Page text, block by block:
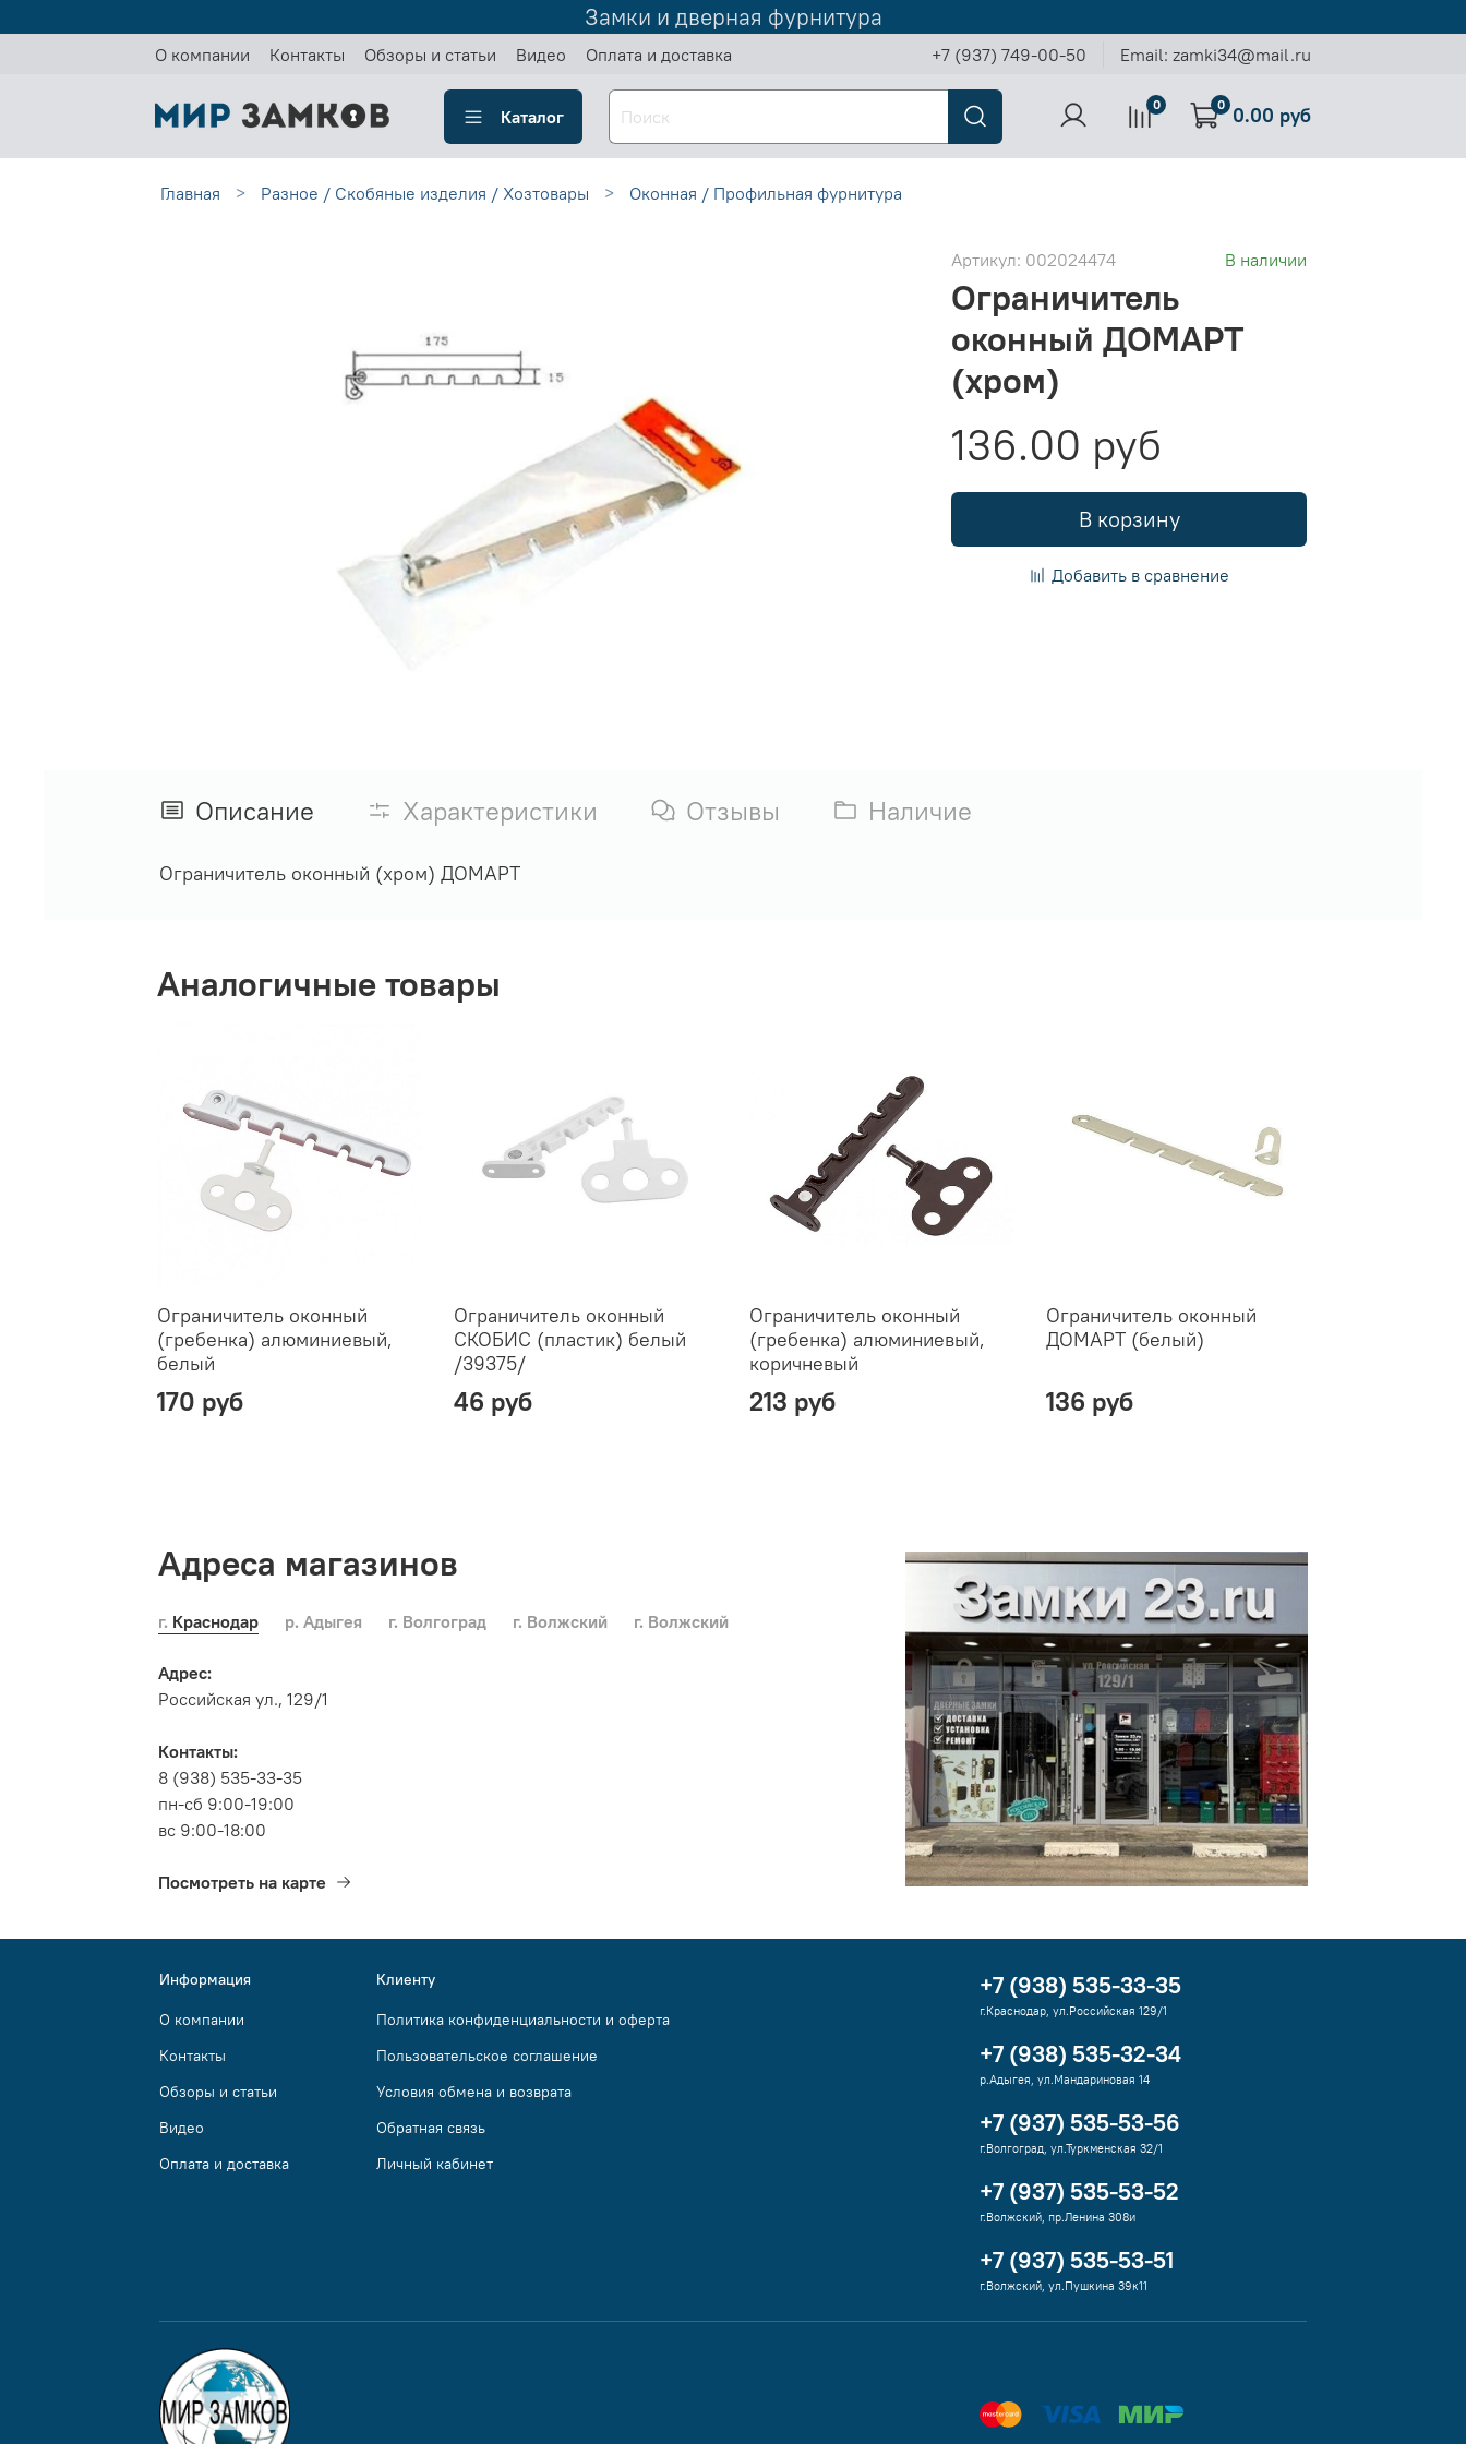
Замки и дверная фурнитура
О компании Контакты Обзоры и статьи Видео Оплата и доставка +7 (937) 749-00-50 Email: zamki34@mail.ru
Каталог
0 0 0.00 руб
Главная Разное / Скобяные изделия / Хозтовары Оконная / Профильная фурнитура
Артикул: 002024474 В наличии
Ограничитель
оконный ДОМАРТ
(хром)
136.00 руб
В корзину
Добавить в сравнение
Описание Характеристики Отзывы Наличие
Ограничитель оконный (хром) ДОМАРТ
Аналогичные товары
Ограничитель оконный
(гребенка) алюминиевый,
белый
170 руб
Ограничитель оконный
СКОБИС (пластик) белый
/39375/
46 руб
Ограничитель оконный
(гребенка) алюминиевый,
коричневый
213 руб
Ограничитель оконный
ДОМАРТ (белый)
136 руб
Адреса магазинов
г. Краснодар р. Адыгея г. Волгоград г. Волжский г. Волжский
Адрес:
Российская ул., 129/1
Контакты:
8 (938) 535-33-35
пн-сб 9:00-19:00
вс 9:00-18:00
Посмотреть на карте
Информация
О компании
Контакты
Обзоры и статьи
Видео
Оплата и доставка
Клиенту
Политика конфиденциальности и оферта
Пользовательское соглашение
Условия обмена и возврата
Обратная связь
Личный кабинет
+7 (938) 535-33-35
г.Краснодар, ул.Российская 129/1
+7 (938) 535-32-34
р.Адыгея, ул.Мандариновая 14
+7 (937) 535-53-56
г.Волгоград, ул.Туркменская 32/1
+7 (937) 535-53-52
г.Волжский, пр.Ленина 308и
+7 (937) 535-53-51
г.Волжский, ул.Пушкина 39к11